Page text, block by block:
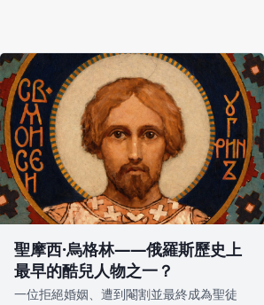
聖摩西·烏格林——俄羅斯歷史上
最早的酷兒人物之一？
一位拒絕婚姻、遭到閹割並最終成為聖徒